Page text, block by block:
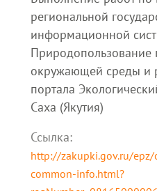
региональной
информационной
Природопользование
окружающей среды и
портала
Саха (Якутия)
Ссылка:
http://zakupki.gov.ru/
common-info.html?